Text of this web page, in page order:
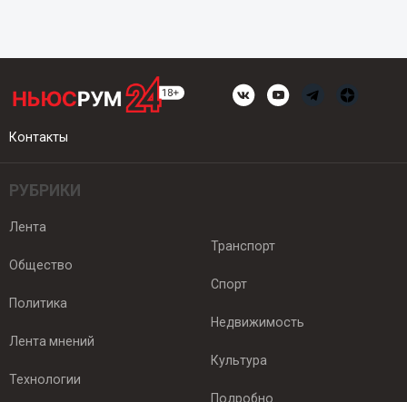
Контакты
РУБРИКИ
Лента
Общество
Политика
Лента мнений
Технологии
Транспорт
Спорт
Недвижимость
Культура
Подробно